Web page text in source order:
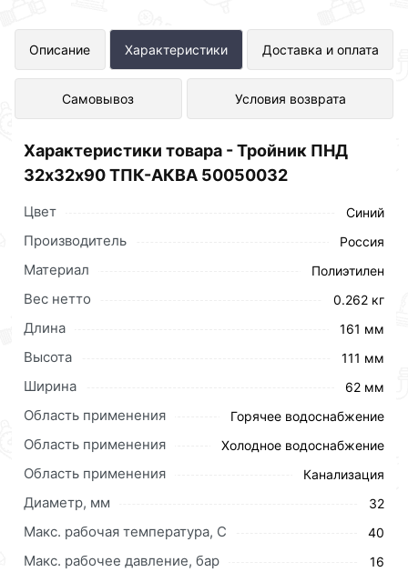
Описание Характеристики Доставка и оплата
Самовывоз Условия возврата
Тройник ПНД 32х32х90 ТПК-АКВА
50050032 представлен в интернет-
магазине Сантехника по отличной
Тройник ТПК-АКВА применяется для быстрого и
надежного монтажа отвода трубопровода в
Характеристики товара - Тройник ПНД
32х32х90 ТПК-АКВА 50050032
Цвет Синий
Производитель Россия
Материал Полиэтилен
Вес нетто 0.262 кг
Длина 161 мм
Высота 111 мм
Ширина 62 мм
Область применения Горячее водоснабжение
Область применения Холодное водоснабжение
Область применения Канализация
Диаметр, мм 32
Макс. рабочая температура, C 40
Макс. рабочее давление, бар 16